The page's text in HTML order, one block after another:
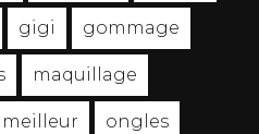
gigi gommage
maquillage
meilleur ongles